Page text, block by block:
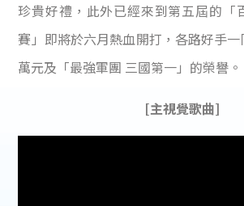
珍貴好禮，此外已經來到第五屆的「
賽」即將於六月熱血開打，各路好手
萬元及「最強軍團 三國第一」的榮譽。
[主視覺歌曲]